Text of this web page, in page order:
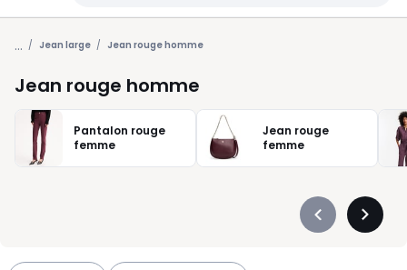
Les
derniers
articles
consultés
... Jean large Jean rouge homme
Jean rouge homme
Pantalon rouge
femme
Jean rouge
femme
Précédent